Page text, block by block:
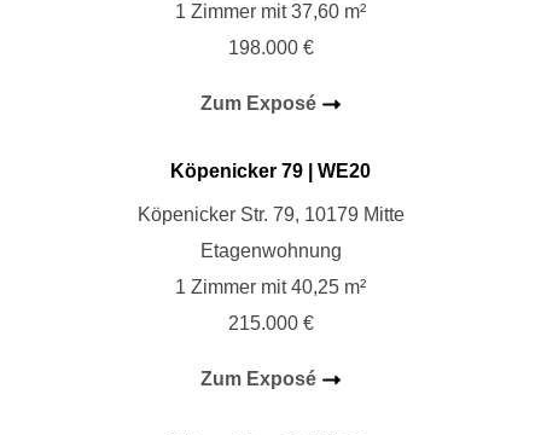
1 Zimmer mit 37,60 m²
198.000 €
Zum Exposé
Köpenicker 79 | WE20
Köpenicker Str. 79, 10179 Mitte
Etagenwohnung
1 Zimmer mit 40,25 m²
215.000 €
Zum Exposé